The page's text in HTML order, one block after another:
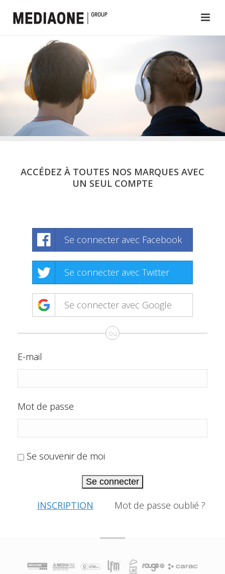
ACCÉDEZ À TOUTES NOS MARQUES AVEC
UN SEUL COMPTE
Se connecter avec Facebook
Se connecter avec Twitter
Se connecter avec Google
ou
E-mail
Mot de passe
Se souvenir de moi
Se connecter
INSCRIPTION Mot de passe oublié ?